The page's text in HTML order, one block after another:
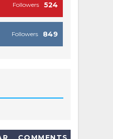
524
Followers
849
Followers